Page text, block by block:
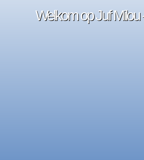
Welkom op Juf Milou